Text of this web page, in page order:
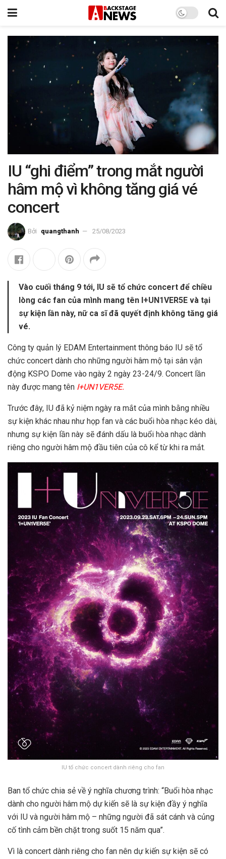
IU “ghi điểm” trong mắt người
hâm mộ vì không tăng giá vé
concert
Bởi quangthanh 25/08/2023
Vào cuối tháng 9 tới, IU sẽ tổ chức concert để chiều
lòng các fan của mình mang tên I+UN1VER5E và tại
sự kiện lần này, nữ ca sĩ đã quyết định không tăng giá
vé.
Công ty quản lý EDAM Entertainment thông báo IU sẽ tổ
chức concert dành cho những người hâm mộ tại sân vận
động KSPO Dome vào ngày 2 ngày 23-24/9. Concert lần
này được mang tên I+UN1VER5E.
Trước đây, IU đã kỷ niệm ngày ra mắt của mình bằng nhiều
sự kiện khác nhau như họp fan và các buổi hòa nhạc kéo dài,
nhưng sự kiện lần này sẽ đánh dấu là buổi hòa nhạc dành
riêng cho người hâm mộ đầu tiên của cô kể từ khi ra mắt.
IU tổ chức concert dành riêng cho fan
Ban tổ chức chia sẻ về ý nghĩa chương trình: “Buổi hòa nhạc
dành cho người hâm mộ dự kiến sẽ là sự kiện đầy ý nghĩa
với IU và người hâm mộ – những người đã sát cánh và củng
cố tình cảm bền chặt trong suốt 15 năm qua”.
Vì là concert dành riêng cho fan nên dự kiến sự kiện sẽ có